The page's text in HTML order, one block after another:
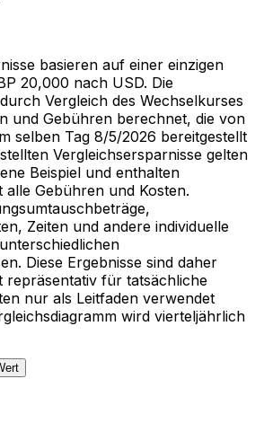
basieren auf einer einzigen
20,000 nach USD. Die
Vergleich des Wechselkurses
und Gebühren berechnet, die von
selben Tag 8/5/2026 bereitgestellt
Vergleichsersparnisse gelten
Beispiel und enthalten
alle Gebühren und Kosten.
Zeiten und andere individuelle
Diese Ergebnisse sind daher
repräsentativ für tatsächliche
nur als Leitfaden verwendet
wird vierteljährlich